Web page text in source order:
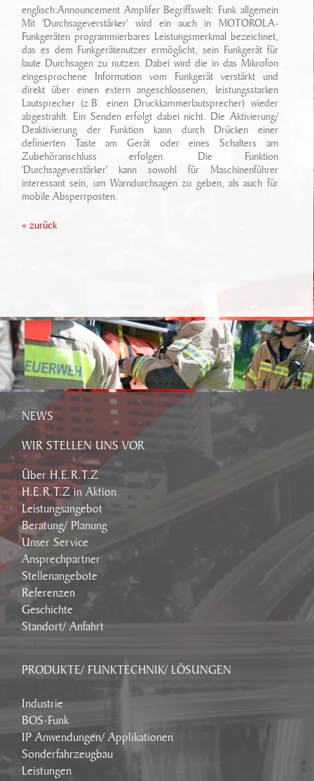
Ansprechpartner
Stellenangebote
Referenzen
Geschichte
Standort/ Anfahrt
Sonderfahrzeugbau
Leistungen
Eigenentwicklungen
Zubehör
Technikarchiv
Wichtige Links
englisch:Announcement Amplifer Begriffswelt: Funk allgemein
Mit 'Durchsageverstärker' wird ein auch in MOTOROLA-
Funkgeräten programmierbares Leistungsmerkmal bezeichnet,
das es dem Funkgerätenutzer ermöglicht, sein Funkgerät für
laute Durchsagen zu nutzen. Dabei wird die in das Mikrofon
eingesprochene Information vom Funkgerät verstärkt und
direkt über einen extern angeschlossenen, leistungsstarken
Lautsprecher (z.B. einen Druckkammerlautsprecher) wieder
abgestrahlt. Ein Senden erfolgt dabei nicht. Die Aktivierung/
Deaktivierung der Funktion kann durch Drücken einer
definierten Taste am Gerät oder eines Schalters am
Zubehöranschluss erfolgen. Die Funktion
'Durchsageverstärker' kann sowohl für Maschinenführer
interessant sein, um Warndurchsagen zu geben, als auch für
mobile Absperrposten.
« zurück
NEWS
WIR STELLEN UNS VOR
Über H.E.R.T.Z
H.E.R.T.Z in Aktion
Leistungsangebot
Beratung/ Planung
Unser Service
Ansprechpartner
Stellenangebote
Referenzen
Geschichte
Standort/ Anfahrt
PRODUKTE/ FUNKTECHNIK/ LÖSUNGEN
Industrie
BOS-Funk
IP Anwendungen/ Applikationen
Sonderfahrzeugbau
Leistungen